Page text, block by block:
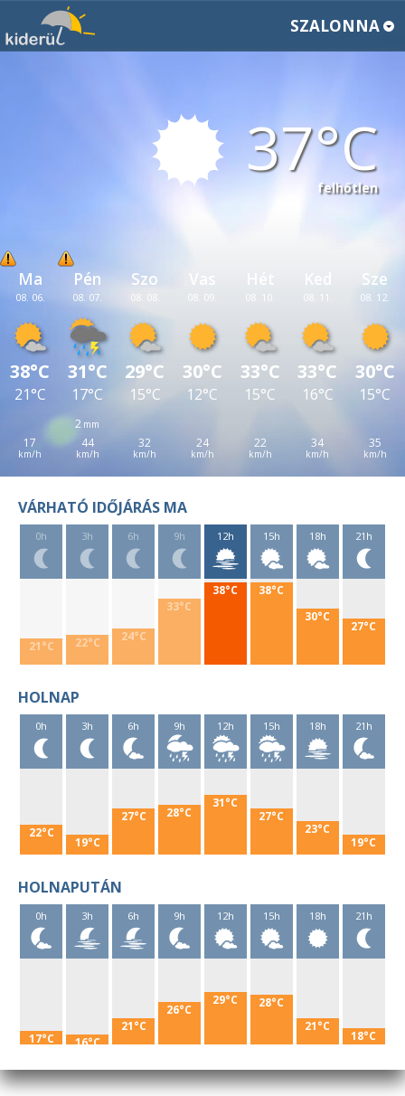
SZALONNA
37
felhőtlen
Ma
08. 06.
38°C
21°C
17
Pén
08. 07.
31°C
17°C
2
44
Szo
08. 08.
29°C
15°C
32
08. 09.
30°C
12°C
24
08. 10.
33°C
15°C
22
08. 11.
33°C
16°C
34
Sze
08. 12.
30°C
15°C
35
VÁRHATÓ IDŐJÁRÁS MA
0h
21°C
3h
22°C
6h
24°C
9h
33°C
12h
38°C
15h
38°C
18h
30°C
21h
27°C
HOLNAP
0h
22°C
3h
19°C
6h
27°C
9h
28°C
12h
31°C
15h
27°C
18h
23°C
21h
19°C
HOLNAPUTÁN
0h
17°C
3h
16°C
6h
21°C
9h
26°C
12h
29°C
15h
28°C
18h
21°C
21h
18°C